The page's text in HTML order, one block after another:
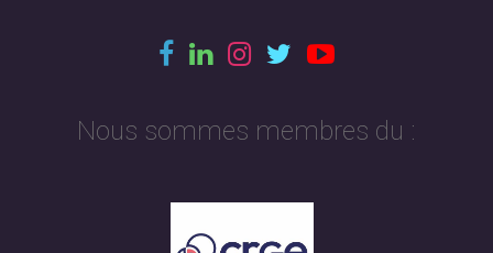
Nous sommes membres du :